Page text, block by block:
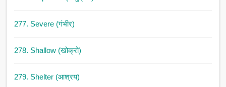
277. Severe (गंभीर)
278. Shallow (खोक्रो)
279. Shelter (आश्रय)